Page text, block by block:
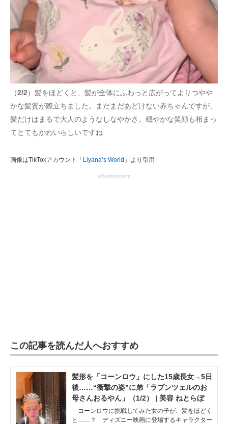
（2/2）髪をほどくと、髪が全体にふわっと広がってよりつやや
かな髪質が際立ちました。まだまだあどけない赤ちゃんですが、
髪だけはまるで大人のようなしなやかさ。穏やかな笑顔も相まっ
てとてもかわいらしいですね
画像はTikTokアカウント「 Liyana’s World 」より引用
advertisement
この記事を読んだ人へおすすめ
髪形を「コーンロウ」にした15歳長女→5日
後……“衝撃の姿”に弟「ラプンツェルのお
母さんおるやん」（1/2） | 美容 ねとらぼ
コーンロウに挑戦してみた女の子が、髪をほどく
と……？ ディズニー映画に登場するキャラクター